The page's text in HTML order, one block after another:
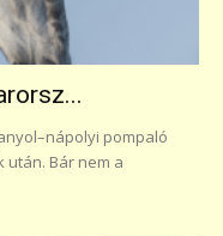
pompaló
Bár nem a